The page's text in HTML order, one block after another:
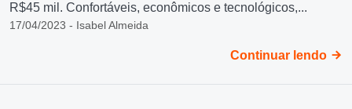
R$45 mil. Confortáveis, econômicos e tecnológicos,...
17/04/2023 - Isabel Almeida
Continuar lendo